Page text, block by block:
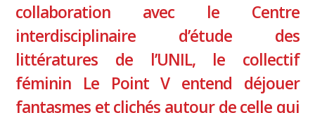
collaboration avec le Centre
interdisciplinaire d’étude des
littératures de l’UNIL, le collectif
féminin Le Point V entend déjouer
fantasmes et clichés autour de celle qui